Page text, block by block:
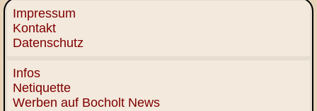
Impressum
Kontakt
Datenschutz
Infos
Netiquette
Werben auf Bocholt News